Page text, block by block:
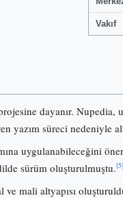
Vakıf
dayanır. Nupedia,
yazım süreci nedeniyle
uygulanabileceğini
sürüm oluşturulmuştu.[5]
mali altyapısı